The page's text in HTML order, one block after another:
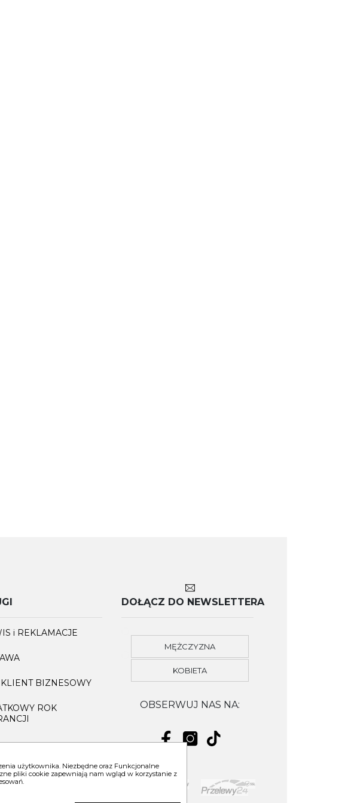
i REKLAMACJE
BIZNESOWY
ROK
DOŁĄCZ DO NEWSLETTERA
MĘŻCZYZNA
KOBIETA
OBSERWUJ NAS NA:
użytkownika. Niezbędne oraz Funkcjonalne
pliki cookie zapewniają nam wgląd w korzystanie z